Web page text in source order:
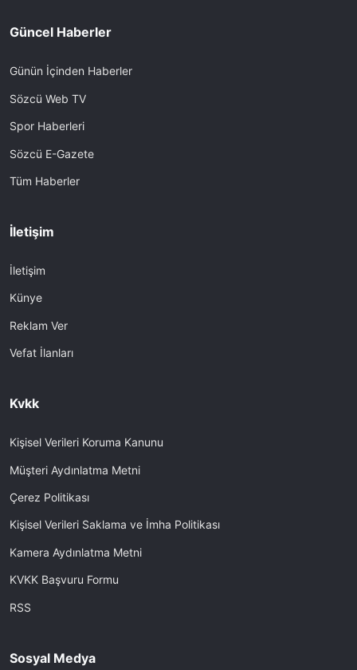
Güncel Haberler
Günün İçinden Haberler
Sözcü Web TV
Spor Haberleri
Sözcü E-Gazete
Tüm Haberler
İletişim
İletişim
Künye
Reklam Ver
Vefat İlanları
Kvkk
Kişisel Verileri Koruma Kanunu
Müşteri Aydınlatma Metni
Çerez Politikası
Kişisel Verileri Saklama ve İmha Politikası
Kamera Aydınlatma Metni
KVKK Başvuru Formu
RSS
Sosyal Medya